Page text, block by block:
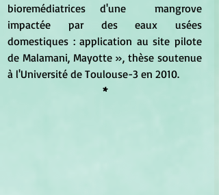
bioremédiatrices d'une  mangrove
impactée par des eaux usées
domestiques : application au site pilote
de Malamani, Mayotte », thèse soutenue
à l'Université de Toulouse-3 en 2010.
*